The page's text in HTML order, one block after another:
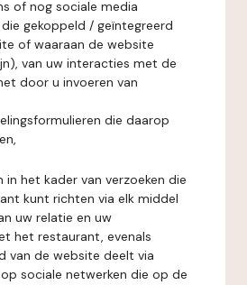
of nog sociale media
gekoppeld / geïntegreerd
of waaraan de website
van uw interacties met de
door u invoeren van
die daarop
in het kader van verzoeken die
kunt richten via elk middel
uw relatie en uw
het restaurant, evenals
van de website deelt via
sociale netwerken die op de